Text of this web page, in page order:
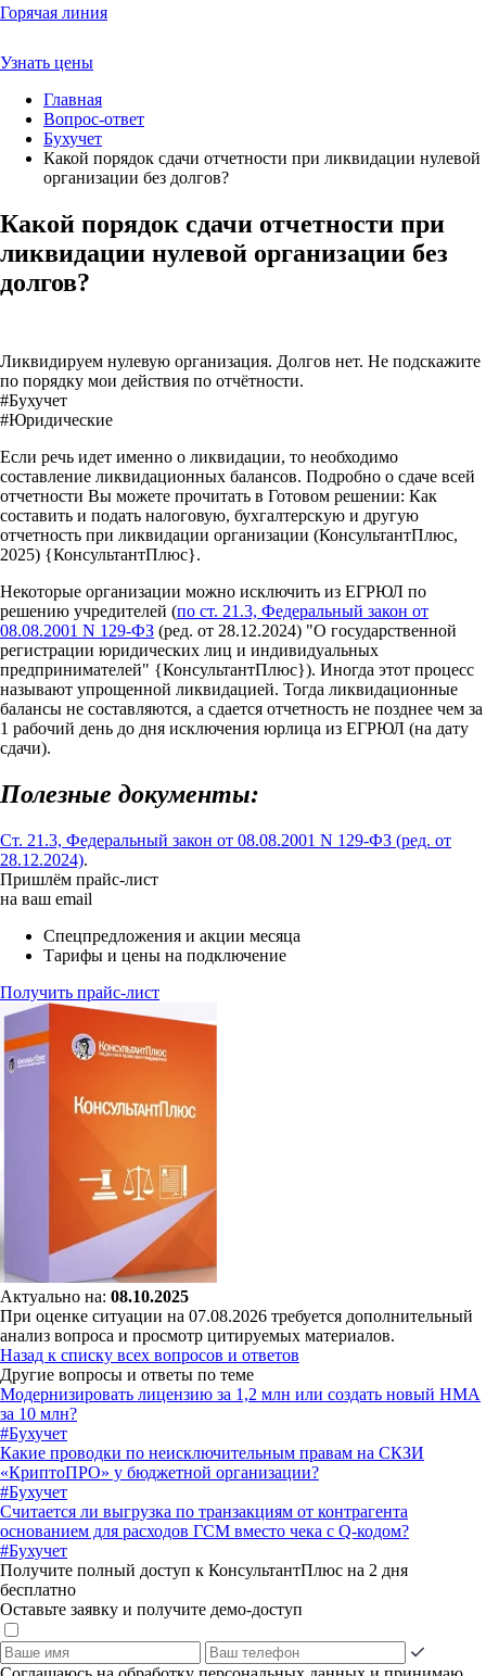
Горячая линия
Узнать цены
Главная
Вопрос-ответ
Бухучет
Какой порядок сдачи отчетности при ликвидации нулевой
организации без долгов?
Какой порядок сдачи отчетности при
ликвидации нулевой организации без
долгов?
Ликвидируем нулевую организация. Долгов нет. Не подскажите
по порядку мои действия по отчётности.
#Бухучет
#Юридические
Если речь идет именно о ликвидации, то необходимо
составление ликвидационных балансов. Подробно о сдаче всей
отчетности Вы можете прочитать в Готовом решении: Как
составить и подать налоговую, бухгалтерскую и другую
отчетность при ликвидации организации (КонсультантПлюс,
2025) {КонсультантПлюс}.
Некоторые организации можно исключить из ЕГРЮЛ по
решению учредителей (по ст. 21.3, Федеральный закон от
08.08.2001 N 129-ФЗ (ред. от 28.12.2024) "О государственной
регистрации юридических лиц и индивидуальных
предпринимателей" {КонсультантПлюс}). Иногда этот процесс
называют упрощенной ликвидацией. Тогда ликвидационные
балансы не составляются, а сдается отчетность не позднее чем за
1 рабочий день до дня исключения юрлица из ЕГРЮЛ (на дату
сдачи).
Полезные документы:
Ст. 21.3, Федеральный закон от 08.08.2001 N 129-ФЗ (ред. от
28.12.2024).
Пришлём прайс-лист
на ваш email
Спецпредложения и акции месяца
Тарифы и цены на подключение
Получить прайс-лист
Актуально на: 08.10.2025
При оценке ситуации на 07.08.2026 требуется дополнительный
анализ вопроса и просмотр цитируемых материалов.
Назад к списку всех вопросов и ответов
Другие вопросы и ответы по теме
Модернизировать лицензию за 1,2 млн или создать новый НМА
за 10 млн?
#Бухучет
Какие проводки по неисключительным правам на СКЗИ
«КриптоПРО» у бюджетной организации?
#Бухучет
Считается ли выгрузка по транзакциям от контрагента
основанием для расходов ГСМ вместо чека с Q-кодом?
#Бухучет
Получите полный доступ к КонсультантПлюс на 2 дня
бесплатно
Оставьте заявку и получите демо-доступ